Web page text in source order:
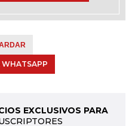
WHATSAPP
EXCLUSIVOS PARA